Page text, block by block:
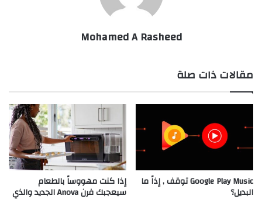
Mohamed A Rasheed
مقالات ذات صلة
Google Play Music توقف , إذاً ما
البديل؟
إذا كنت مهووساً بالطعام
سيعجبك فرن Anova الجديد والذي